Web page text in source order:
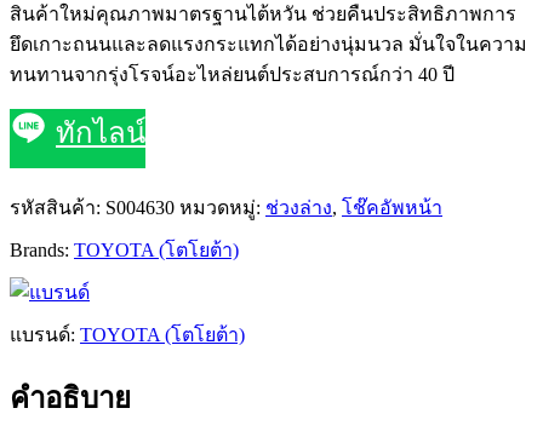
สินค้าใหม่คุณภาพมาตรฐานไต้หวัน ช่วยคืนประสิทธิภาพการ
ยึดเกาะถนนและลดแรงกระแทกได้อย่างนุ่มนวล มั่นใจในความ
ทนทานจากรุ่งโรจน์อะไหล่ยนต์ประสบการณ์กว่า 40 ปี
ทักไลน์
รหัสสินค้า: S004630 หมวดหมู่: ช่วงล่าง, โช๊คอัพหน้า
Brands: TOYOTA (โตโยต้า)
แบรนด์: TOYOTA (โตโยต้า)
คำอธิบาย